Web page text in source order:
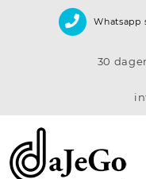
Whatsapp
30